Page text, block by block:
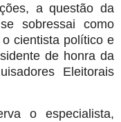
a questão da
sobressai como
cientista político e
de honra da
Eleitorais
o especialista,